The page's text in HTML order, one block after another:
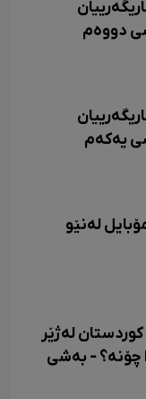
دووەم
یەکەم
لەنێو
لەژێر
چۆنە؟ - بەشی